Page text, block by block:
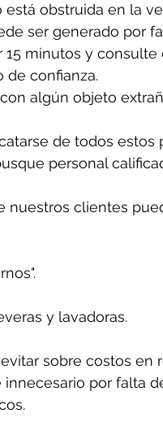
obstruida en la
ser generado por
minutos y consulte
de confianza.
algún objeto
de todos estos
personal
nuestros clientes
y lavadoras.
sobre costos en
por falta